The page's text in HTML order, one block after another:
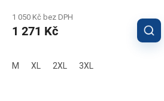
1 050 Kč bez DPH
1 271 Kč
M XL 2XL 3XL